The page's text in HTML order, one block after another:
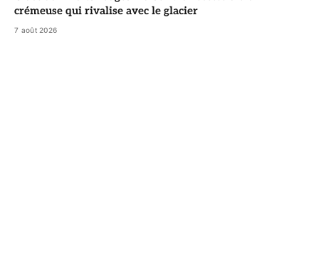
crémeuse qui rivalise avec le glacier
7 août 2026